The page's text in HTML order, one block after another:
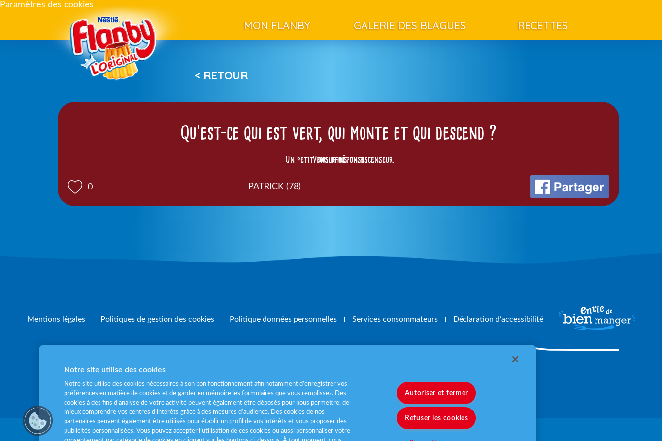
Paramètres des cookies
MON FLANBY GALERIE DES BLAGUES RECETTES
< RETOUR
Qu’est-ce qui est vert, qui monte et qui descend ?
Voir la réponse
Un petit pois dans un ascenseur.
0 PATRICK (78)
Mentions légales Politiques de gestion des cookies Politique données personnelles Services consommateurs Déclaration d’accessibilité
Pour votre santé, mangez 5 fruits et légumes par jourwww.mangerbouger.fr
Notre site utilise des cookies
Notre site utilise des cookies nécessaires à son bon fonctionnement afin notamment d’enregistrer vos
préférences en matière de cookies et de garder en mémoire les formulaires que vous remplissez. Des
cookies à des fins d’analyse de votre activité peuvent également être déposés pour nous permettre, de
mieux comprendre vos centres d'intérêts grâce à des mesures d’audience. Des cookies de nos
partenaires peuvent également être utilisés pour établir un profil de vos intérêts et vous proposer des
publicités personnalisées. Vous pouvez accepter l’utilisation de ces cookies ou aussi personnaliser votre
Autoriser et fermer
Refuser les cookies